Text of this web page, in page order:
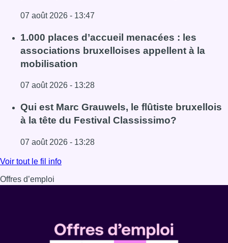
07 août 2026 - 13:47
Lire l'article “La tactique doit être claire, c’est le plus
1.000 places d’accueil menacées : les
associations bruxelloises appellent à la
mobilisation
07 août 2026 - 13:28
Lire l'article 1.000 places d’accueil menacées : les
Qui est Marc Grauwels, le flûtiste bruxellois
à la tête du Festival Classissimo?
07 août 2026 - 13:28
Lire l'article Qui est Marc Grauwels, le flûtiste bruxellois
Voir tout le fil info
Offres d’emploi